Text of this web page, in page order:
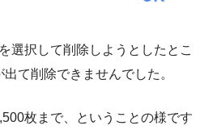
選択して削除しようとしたとこ
て削除できませんでした。
枚まで、ということの様です